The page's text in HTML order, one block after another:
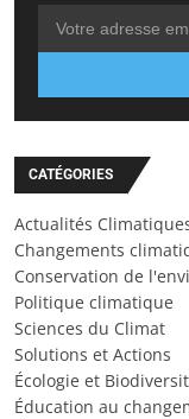
CATÉGORIES
Actualités
Changements
Conservation de
Politique climatique
Sciences du Climat
Solutions et Actions
Écologie et
Éducation au